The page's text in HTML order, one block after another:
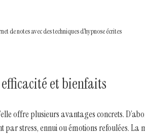
de notes avec des techniques d’hypnose écrites
efficacité et bienfaits
offre plusieurs avantages concrets.
stress, ennui ou émotions refoulées. La